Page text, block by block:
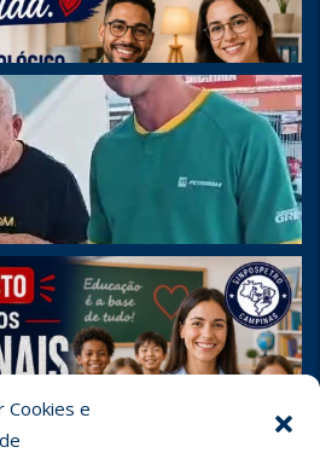
Cookies e